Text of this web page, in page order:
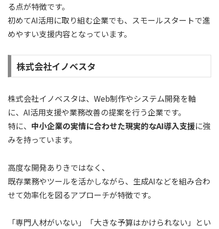
る点が特徴です。
初めてAI活用に取り組む企業でも、スモールスタートで進
めやすい支援内容となっています。
株式会社イノベスタ
株式会社イノベスタは、Web制作やシステム開発を軸
に、AI活用支援や業務改善の提案を行う企業です。
特に、 中小企業の実情に合わせた現実的なAI導入支援に強
みを持っています。
高度な開発ありきではなく、
既存業務やツールを活かしながら、生成AIなどを組み合わ
せて効率化を図るアプローチが特徴です。
「専門人材がいない」「大きな予算はかけられない」とい